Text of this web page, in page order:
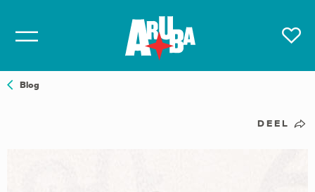
Blog
DEEL